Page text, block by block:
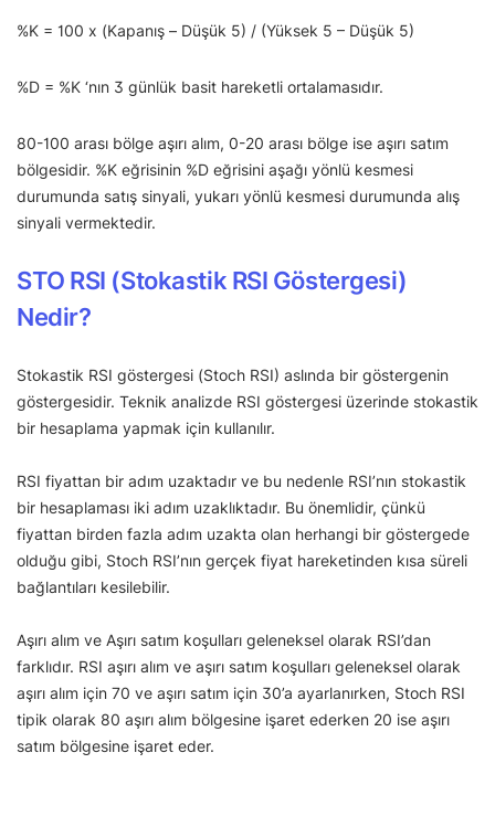
%K = 100 x (Kapanış – Düşük 5) / (Yüksek 5 – Düşük 5)
%D = %K ‘nın 3 günlük basit hareketli ortalamasıdır.
80-100 arası bölge aşırı alım, 0-20 arası bölge ise aşırı satım
bölgesidir. %K eğrisinin %D eğrisini aşağı yönlü kesmesi
durumunda satış sinyali, yukarı yönlü kesmesi durumunda alış
sinyali vermektedir.
STO RSI (Stokastik RSI Göstergesi)
Nedir?
Stokastik RSI göstergesi (Stoch RSI) aslında bir göstergenin
göstergesidir. Teknik analizde RSI göstergesi üzerinde stokastik
bir hesaplama yapmak için kullanılır.
RSI fiyattan bir adım uzaktadır ve bu nedenle RSI’nın stokastik
bir hesaplaması iki adım uzaklıktadır. Bu önemlidir, çünkü
fiyattan birden fazla adım uzakta olan herhangi bir göstergede
olduğu gibi, Stoch RSI’nın gerçek fiyat hareketinden kısa süreli
bağlantıları kesilebilir.
Aşırı alım ve Aşırı satım koşulları geleneksel olarak RSI’dan
farklıdır. RSI aşırı alım ve aşırı satım koşulları geleneksel olarak
aşırı alım için 70 ve aşırı satım için 30’a ayarlanırken, Stoch RSI
tipik olarak 80 aşırı alım bölgesine işaret ederken 20 ise aşırı
satım bölgesine işaret eder.